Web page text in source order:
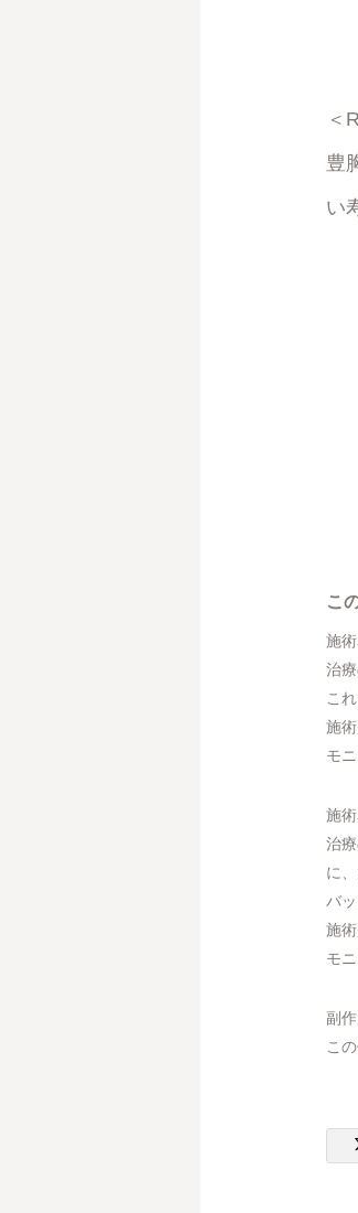
＜
豊
い
こ
施
治
こ
施
モ
施
治
に
バ
施
モ
副
こ